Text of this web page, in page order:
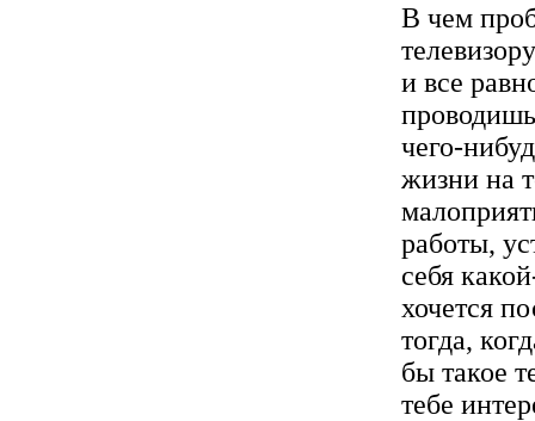
В чем
и все
чего-
жизни на
работы,
себя
хочется
тогда,
бы такое
тебе